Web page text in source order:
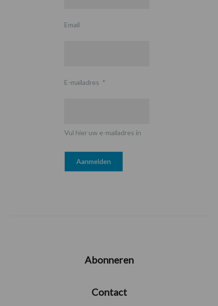
Email
E-mailadres *
Vul hier uw e-mailadres in
Abonneren
Contact